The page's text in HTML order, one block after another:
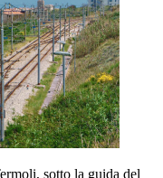
sotto la guida del